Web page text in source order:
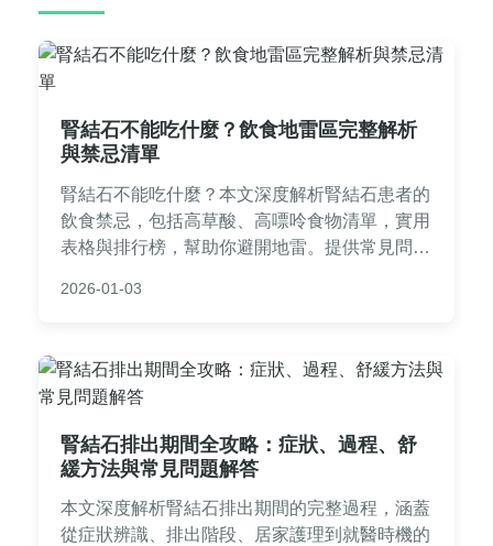
腎結石不能吃什麼？飲食地雷區完整解析
與禁忌清單
腎結石不能吃什麼？本文深度解析腎結石患者的
飲食禁忌，包括高草酸、高嘌呤食物清單，實用
表格與排行榜，幫助你避開地雷。提供常見問答
合台灣讀者參考。
2026-01-03
腎結石排出期間全攻略：症狀、過程、舒
緩方法與常見問題解答
本文深度解析腎結石排出期間的完整過程，涵蓋
從症狀辨識、排出階段、居家護理到就醫時機的